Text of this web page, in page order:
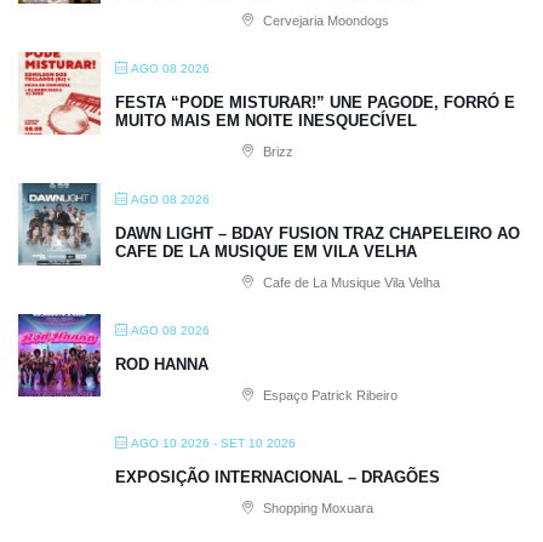
Cervejaria Moondogs
AGO 08 2026
FESTA “PODE MISTURAR!” UNE PAGODE, FORRÓ E
MUITO MAIS EM NOITE INESQUECÍVEL
Brizz
AGO 08 2026
DAWN LIGHT – BDAY FUSION TRAZ CHAPELEIRO AO
CAFE DE LA MUSIQUE EM VILA VELHA
Cafe de La Musique Vila Velha
AGO 08 2026
ROD HANNA
Espaço Patrick Ribeiro
AGO 10 2026 - SET 10 2026
EXPOSIÇÃO INTERNACIONAL – DRAGÕES
Shopping Moxuara